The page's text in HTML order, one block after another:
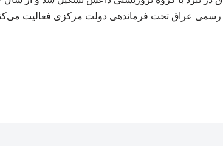
رسمی عراق تحت فرماندهی دولت مرکزی فعالیت